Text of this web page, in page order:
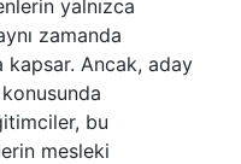
yalnızca
zamanda
kapsar. Ancak, aday
bu
mesleki